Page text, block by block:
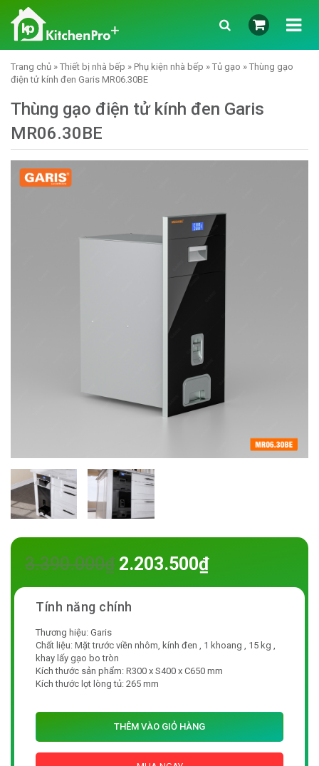
Trang chủ » Thiết bị nhà bếp » Phụ kiện nhà bếp » Tủ gạo » Thùng gạo
điện tử kính đen Garis MR06.30BE
Thùng gạo điện tử kính đen Garis
MR06.30BE
3.390.000₫ 2.203.500₫
Thương hiệu: Garis
Chất liệu: Mặt trước viền nhôm, kính đen , 1 khoang , 15 kg ,
khay lấy gạo bo tròn
Kích thước sản phẩm: R300 x S400 x C650 mm
Kích thước lọt lòng tủ: 265 mm
THÊM VÀO GIỎ HÀNG